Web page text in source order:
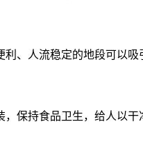
、人流稳定的地段可以吸
保持食品卫生，给人以干